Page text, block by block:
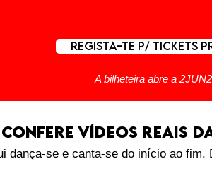
REGISTA-TE P/ TICKETS
A bilheteira abre a
CONFERE VÍDEOS REAIS
dança-se e canta-se do início ao fim.